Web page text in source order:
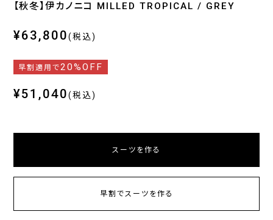
【秋冬】伊カノニコ MILLED TROPICAL / GREY
¥63,800(税込)
早割適用で20%OFF
¥51,040(税込)
スーツを作る
早割でスーツを作る